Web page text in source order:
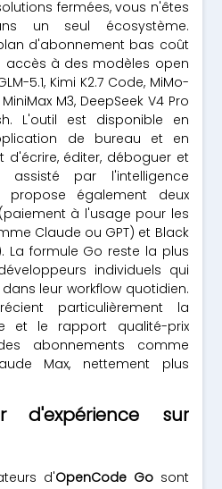
fermées, vous n'êtes
un seul écosystème.
d'abonnement bas coût
accès à des modèles open
5.1, Kimi K2.7 Code, MiMo-
M3, DeepSeek V4 Pro
L'outil est disponible en
de bureau et en
d'écrire, éditer, déboguer et
par l'intelligence
propose également deux
à l'usage pour les
Claude ou GPT) et Black
La formule Go reste la plus
individuels qui
leur workflow quotidien.
particulièrement la
et le rapport qualité-prix
abonnements comme
Max, nettement plus
d'expérience sur
d'OpenCode Gosont